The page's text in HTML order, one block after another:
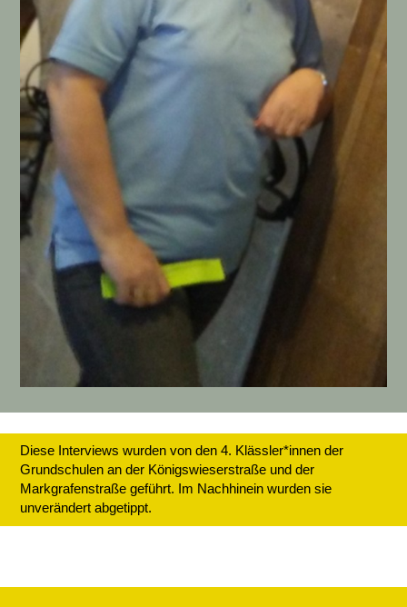
Diese Interviews wurden von den 4. Klässler*innen der
Grundschulen an der Königswieserstraße und der
Markgrafenstraße geführt. Im Nachhinein wurden sie
unverändert abgetippt.